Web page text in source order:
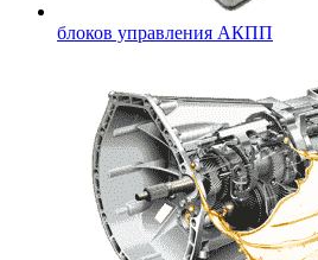
блоков управления АКПП